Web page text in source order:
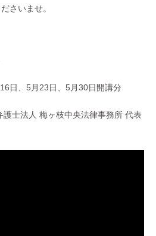
さいませ。
日、5月23日、5月30日開講分
法人 梅ヶ枝中央法律事務所 代表